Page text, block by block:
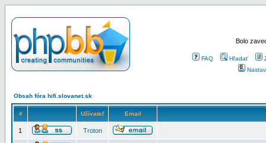
Bolo
FAQ Hľadať
Obsah fóra hifi.slovanet.sk
# Užívateľ Email
1 Troton